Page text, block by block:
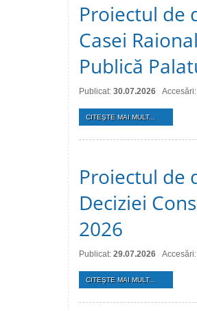
Proiectul de
Casei
Publică
Publicat: 30.07.2026
CITEŞTE MAI MULT...
Proiectul de
Deciziei
2026
Publicat: 29.07.2026
CITEŞTE MAI MULT...